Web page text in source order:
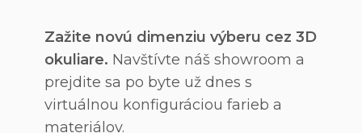
Zažite novú dimenziu výberu cez 3D
okuliare. Navštívte náš showroom a
prejdite sa po byte už dnes s
virtuálnou konfiguráciou farieb a
materiálov.